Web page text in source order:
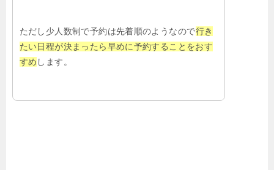
ただし少人数制で予約は先着順のようなので行き
たい日程が決まったら早めに予約することをおす
すめ します。